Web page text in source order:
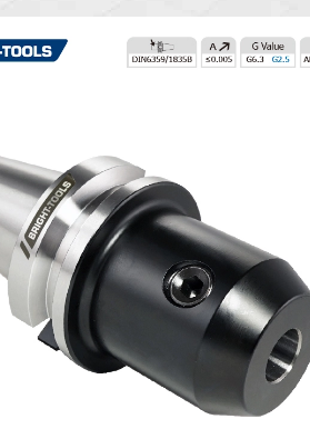
Portautensili termoretraibile
Portautensili JIS B 6339-BT
Portautensili JIS B 6339-BBT
Portautensili JIS B 6339-NBT
Portautensili DIN 69871-SK
Portautensili DIN 69871-ISO
Portautensili ANSI B5.50 SCAT/
DIN 69893 (ISO 12164) HSK-A